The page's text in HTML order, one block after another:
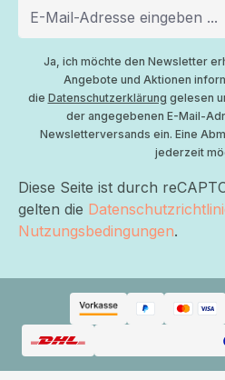
Ja, ich möchte den Newsletter
Angebote und Aktionen
die Datenschutzerklärung gelesen
der angegebenen E-Mail-
Newsletterversands ein. Eine
jederzeit
Diese Seite ist durch
gelten die
Nutzungsbedingungen.